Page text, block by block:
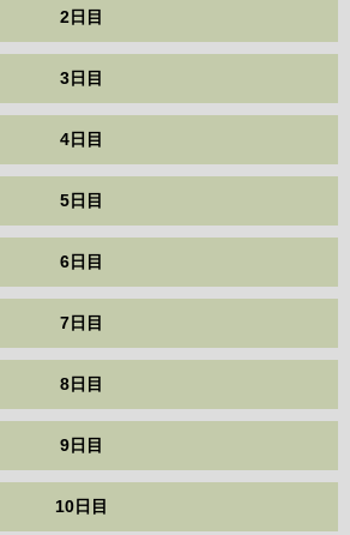
2日目
3日目
4日目
5日目
6日目
7日目
8日目
9日目
10日目